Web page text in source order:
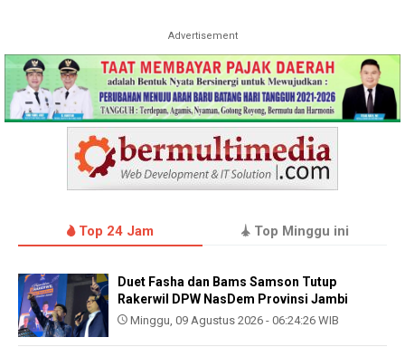
Advertisement
Top 24 Jam Top Minggu ini
Duet Fasha dan Bams Samson Tutup
Rakerwil DPW NasDem Provinsi Jambi
Minggu, 09 Agustus 2026 - 06:24:26 WIB